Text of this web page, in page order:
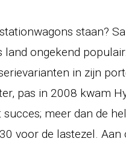
staan?
ongekend
in zijn
pas in 2008 kwam
meer dan de
voor de lastezel. Aan